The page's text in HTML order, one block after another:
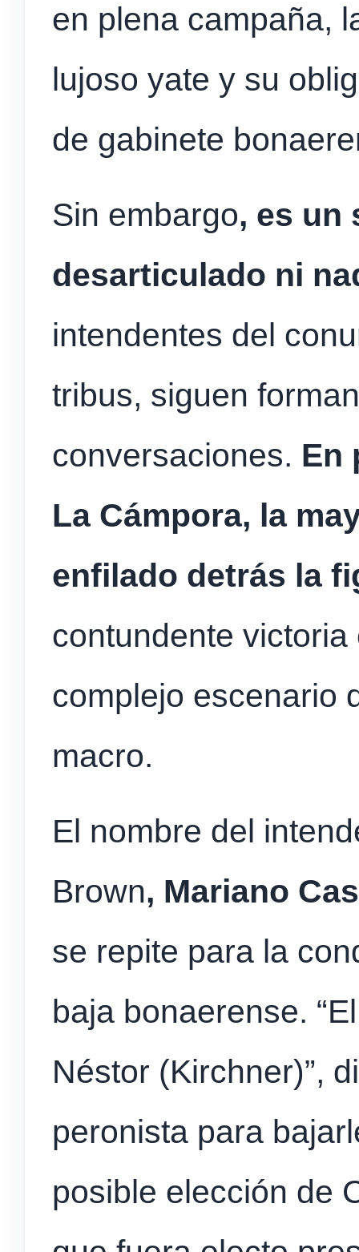
en plena campaña,
lujoso yate y su
de gabinete
Sin embargo, es un
desarticulado ni
intendentes del
tribus, siguen
conversaciones. En
La Cámpora, la
enfilado detrás la
contundente
complejo escenario
macro.
El nombre del
Brown, Mariano
se repite para la
baja bonaerense.
Néstor (Kirchner)”,
peronista para
posible elección de